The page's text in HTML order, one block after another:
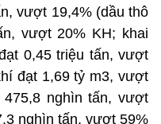
vượt 19,4% (dầu thô
vượt 20% KH; khai
0,45 triệu tấn, vượt
đạt 1,69 tỷ m3, vượt
nghìn tấn, vượt
nghìn tấn, vượt 59%